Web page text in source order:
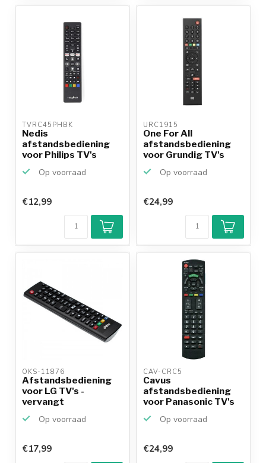
TVRC45PHBK
Nedis
afstandsbediening
voor Philips TV's
Op voorraad
€12,99
URC1915
One For All
afstandsbediening
voor Grundig TV's
Op voorraad
€24,99
OKS-11876
Afstandsbediening
voor LG TV's -
vervangt
Op voorraad
€17,99
CAV-CRC5
Cavus
afstandsbediening
voor Panasonic TV's
Op voorraad
€24,99